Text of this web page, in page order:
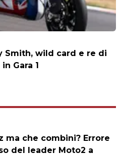
Smith, wild card e re di
Gara 1
ma che combini? Errore
del leader Moto2 a